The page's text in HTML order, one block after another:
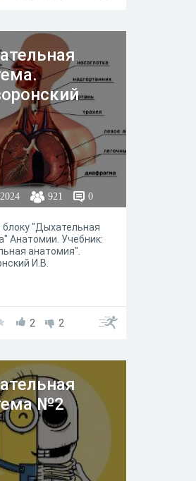
921 0
блоку "Дыхательная
Анатомии. Учебник:
анатомия".
И.В.
2 2
№2